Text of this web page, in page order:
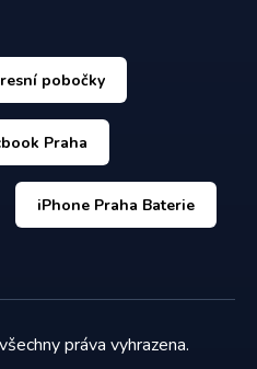
pobočky
Praha
iPhone Praha Baterie
práva vyhrazena.